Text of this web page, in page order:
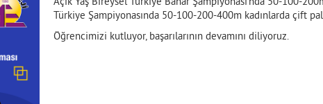
Türkiye Şampiyonasında 50-100-200-400m kadınlarda çift
Öğrencimizi kutluyor, başarılarının devamını diliyoruz.